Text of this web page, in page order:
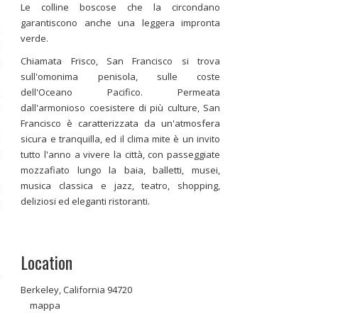
Le colline boscose che la circondano
garantiscono anche una leggera impronta
verde.
Chiamata Frisco, San Francisco si trova
sull'omonima penisola, sulle coste
dell'Oceano Pacifico. Permeata
dall'armonioso coesistere di più culture, San
Francisco è caratterizzata da un'atmosfera
sicura e tranquilla, ed il clima mite è un invito
tutto l'anno a vivere la città, con passeggiate
mozzafiato lungo la baia, balletti, musei,
musica classica e jazz, teatro, shopping,
deliziosi ed eleganti ristoranti.
Location
Berkeley, California 94720
mappa